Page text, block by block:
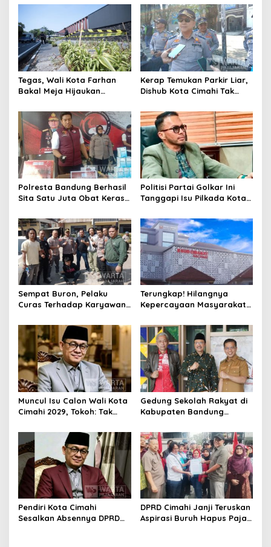
Cimahi Lakukan
Motor Berknalpot Brong
Tegas, Wali Kota Farhan
Bakal Meja Hijaukan
Riau
Kerap Temukan Parkir Liar,
Dishub Kota Cimahi Tak
Pembinaan
Polresta Bandung Berhasil
Sita Satu Juta Obat Keras
Kasus Narkoba
Politisi Partai Golkar Ini
Tanggapi Isu Pilkada Kota
Sempat Buron, Pelaku
Curas Terhadap Karyawan
Ditangkap Polisi
Terungkap! Hilangnya
Kepercayaan Masyarakat
Rebranding RSUD Cibabat
Muncul Isu Calon Wali Kota
Cimahi 2029, Tokoh: Tak
Legitimasi Parpol
Gedung Sekolah Rakyat di
Kabupaten Bandung
Siap Tampung Dua Ribu
Siswa
Pendiri Kota Cimahi
Sesalkan Absennya DPRD
DPRD Cimahi Janji Teruskan
Aspirasi Buruh Hapus Pajak